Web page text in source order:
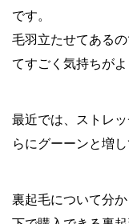
です。
毛羽立たせてある
てすごく気持ちが
最近では、ストレ
らにグーーンと増し
裏起毛について分